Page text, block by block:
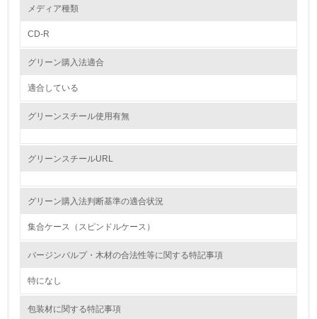
環境対応の責任体制を定めている
環境問題に関する従業員教育を行っている
自社に関係する主要な環境法規制を把握し、順守している
かしている
6.
従業員が環境方針に基づいて自分の業務の中で行うべき環
メディア種類
CD-R
グリーン購入法適合
適合している
グリーンスチール使用有無
グリーンスチールURL
グリーン購入法判断基準の適合状況
集合ケース（スピンドルケース）
バージンパルプ・木材の合法性等に関する特記事項
特になし
包装材に関する特記事項